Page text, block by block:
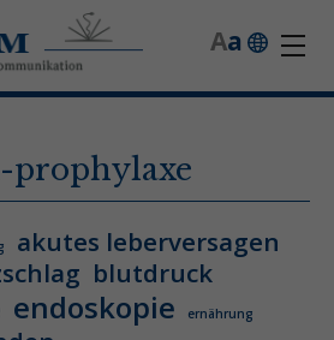
a
A
prophylaxe
akutes leberversagen
blutdruck
endoskopie ernährung